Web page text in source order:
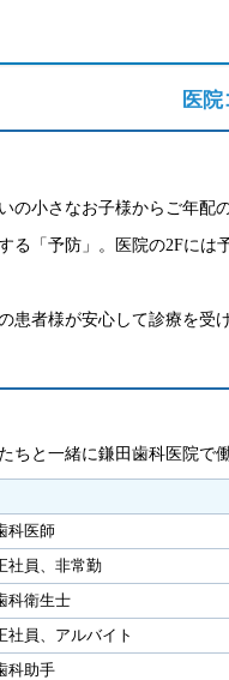
医
小さなお子様からご年
る「予防」。医院の2Fに
者様が安心して診療を
ちと一緒に鎌田歯科医院
科医師
社員、非常勤
科衛生士
社員、アルバイト
科助手